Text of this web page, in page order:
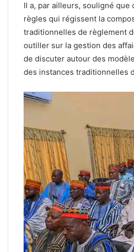
Il a, par ailleurs, souligné
règles qui régissent la
traditionnelles de règlement
outiller sur la gestion des
de discuter autour des
des instances traditionnelles